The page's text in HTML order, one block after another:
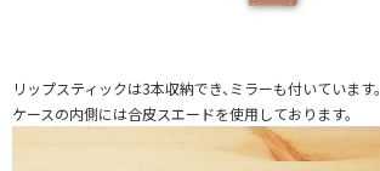
リップスティックは3本収納でき、ミラーも付いています。
ケースの内側には合皮スエードを使用しております。